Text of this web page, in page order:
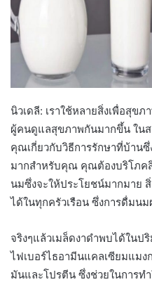
นิวเดลี: เราใช้หลายสิ่งเพื่อสุข
ผู้คนดูแลสุขภาพกันมากขึ้น ใน
คุณเกี่ยวกับวิธีการรักษาที่บ้าน
มากสำหรับคุณ คุณต้องบริโภค
นมซึ่งจะให้ประโยชน์มากมาย
ได้ในทุกครัวเรือน ซึ่งการดื่มน
จริงๆแล้วเมล็ดงาดำพบได้ในป
ไฟเบอร์ไธอามีนแคลเซียมแมง
มันและโปรตีน ซึ่งช่วยในการท